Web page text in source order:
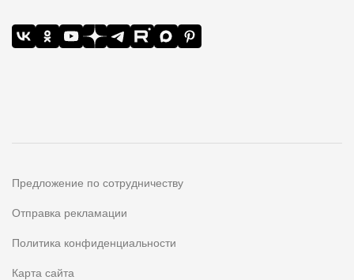
Предложение по сотрудничеству
Отправка рекламации
Политика конфиденциальности
Карта сайта